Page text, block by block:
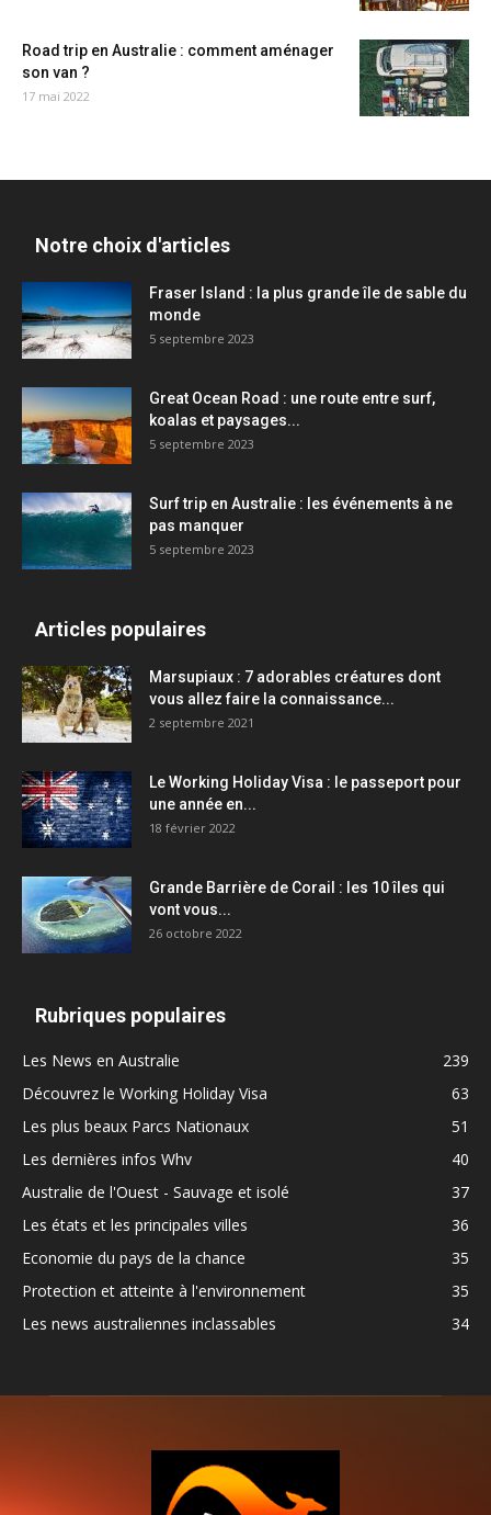
Road trip en Australie : comment aménager
son van ?
17 mai 2022
Notre choix d'articles
Fraser Island : la plus grande île de sable du
monde
5 septembre 2023
Great Ocean Road : une route entre surf,
koalas et paysages...
5 septembre 2023
Surf trip en Australie : les événements à ne
pas manquer
5 septembre 2023
Articles populaires
Marsupiaux : 7 adorables créatures dont
vous allez faire la connaissance...
2 septembre 2021
Le Working Holiday Visa : le passeport pour
une année en...
18 février 2022
Grande Barrière de Corail : les 10 îles qui
vont vous...
26 octobre 2022
Rubriques populaires
Les News en Australie
239
Découvrez le Working Holiday Visa
63
Les plus beaux Parcs Nationaux
51
Les dernières infos Whv
40
Australie de l'Ouest - Sauvage et isolé
37
Les états et les principales villes
36
Economie du pays de la chance
35
Protection et atteinte à l'environnement
35
Les news australiennes inclassables
34